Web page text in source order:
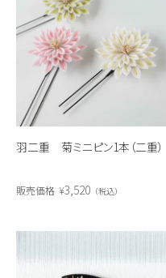
羽二重 菊ミニピン1本（二重）
販売価格 ¥3,520 税込